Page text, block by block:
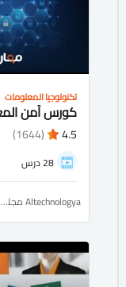
تكنولوجيا المعلومات
4.5
(1644)
28 درس
Altechnologya مجلة التكنولوجيا